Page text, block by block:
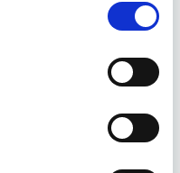
&
in vastgoed